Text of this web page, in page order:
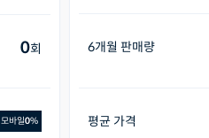
0회
모바일0%
6개월 판매량
평균 가격